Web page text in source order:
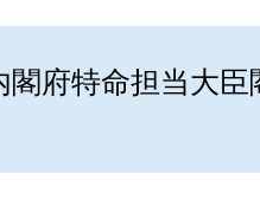
府特命担当大臣